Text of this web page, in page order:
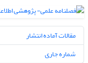
مقالات آماده انتشار
شماره جاری